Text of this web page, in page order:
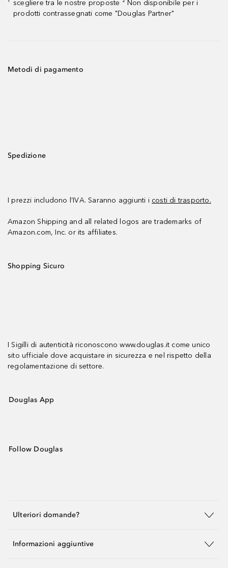
¹
scegliere tra le nostre proposte ² Non disponibile per i
prodotti contrassegnati come "Douglas Partner"
Metodi di pagamento
Spedizione
I prezzi includono l’IVA. Saranno aggiunti i costi di trasporto.
Amazon Shipping and all related logos are trademarks of
Amazon.com, Inc. or its affiliates.
Shopping Sicuro
I Sigilli di autenticità riconoscono www.douglas.it come unico
sito ufficiale dove acquistare in sicurezza e nel rispetto della
regolamentazione di settore.
Douglas App
Follow Douglas
Ulteriori domande?
Informazioni aggiuntive